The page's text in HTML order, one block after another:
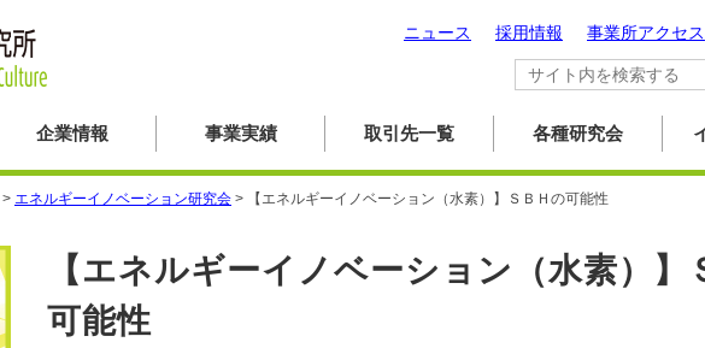
事業所アクセス
採用情報
ニュース
企業情報 事業実績 取引先一覧 各種研究会
> エネルギーイノベーション研究会 > 【エネルギーイノベーション（水素）】ＳＢＨの可能性
【エネルギーイノベーション（水素）】
可能性